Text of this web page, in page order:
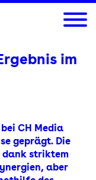
im
CH Media
geprägt. Die
dank striktem
aber